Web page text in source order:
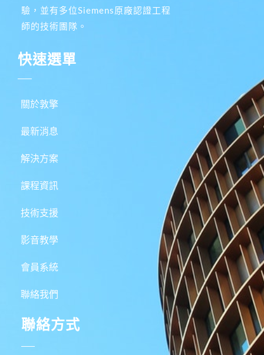
驗，並有多位Siemens原廠認證工程
師的技術團隊。
快速選單
關於敦擎
最新消息
解決方案
課程資訊
技術支援
影音教學
會員系統
聯絡我們
聯絡方式